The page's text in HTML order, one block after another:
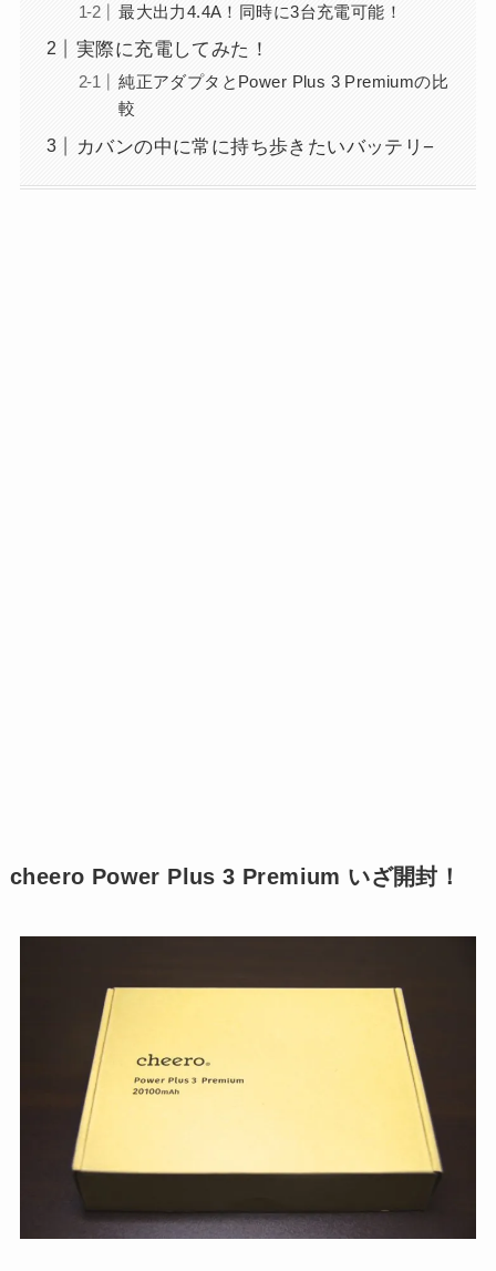
最大出力4.4A！同時に3台充電可能！
実際に充電してみた！
純正アダプタとPower Plus 3 Premiumの比
較
カバンの中に常に持ち歩きたいバッテリ−
cheero Power Plus 3 Premium いざ開封！